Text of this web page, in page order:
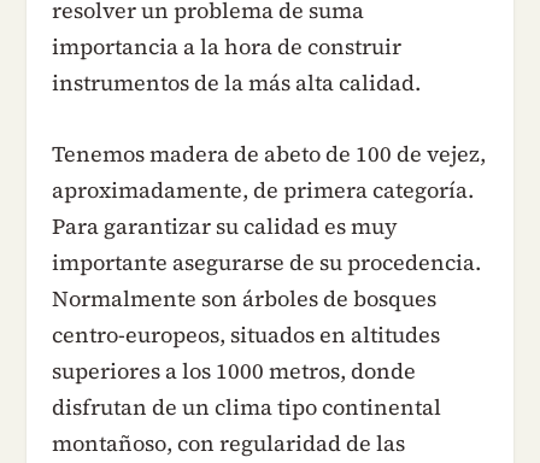
resolver un problema de suma
importancia a la hora de construir
instrumentos de la más alta calidad.
Tenemos madera de abeto de 100 de vejez,
aproximadamente, de primera categoría.
Para garantizar su calidad es muy
importante asegurarse de su procedencia.
Normalmente son árboles de bosques
centro-europeos, situados en altitudes
superiores a los 1000 metros, donde
disfrutan de un clima tipo continental
montañoso, con regularidad de las